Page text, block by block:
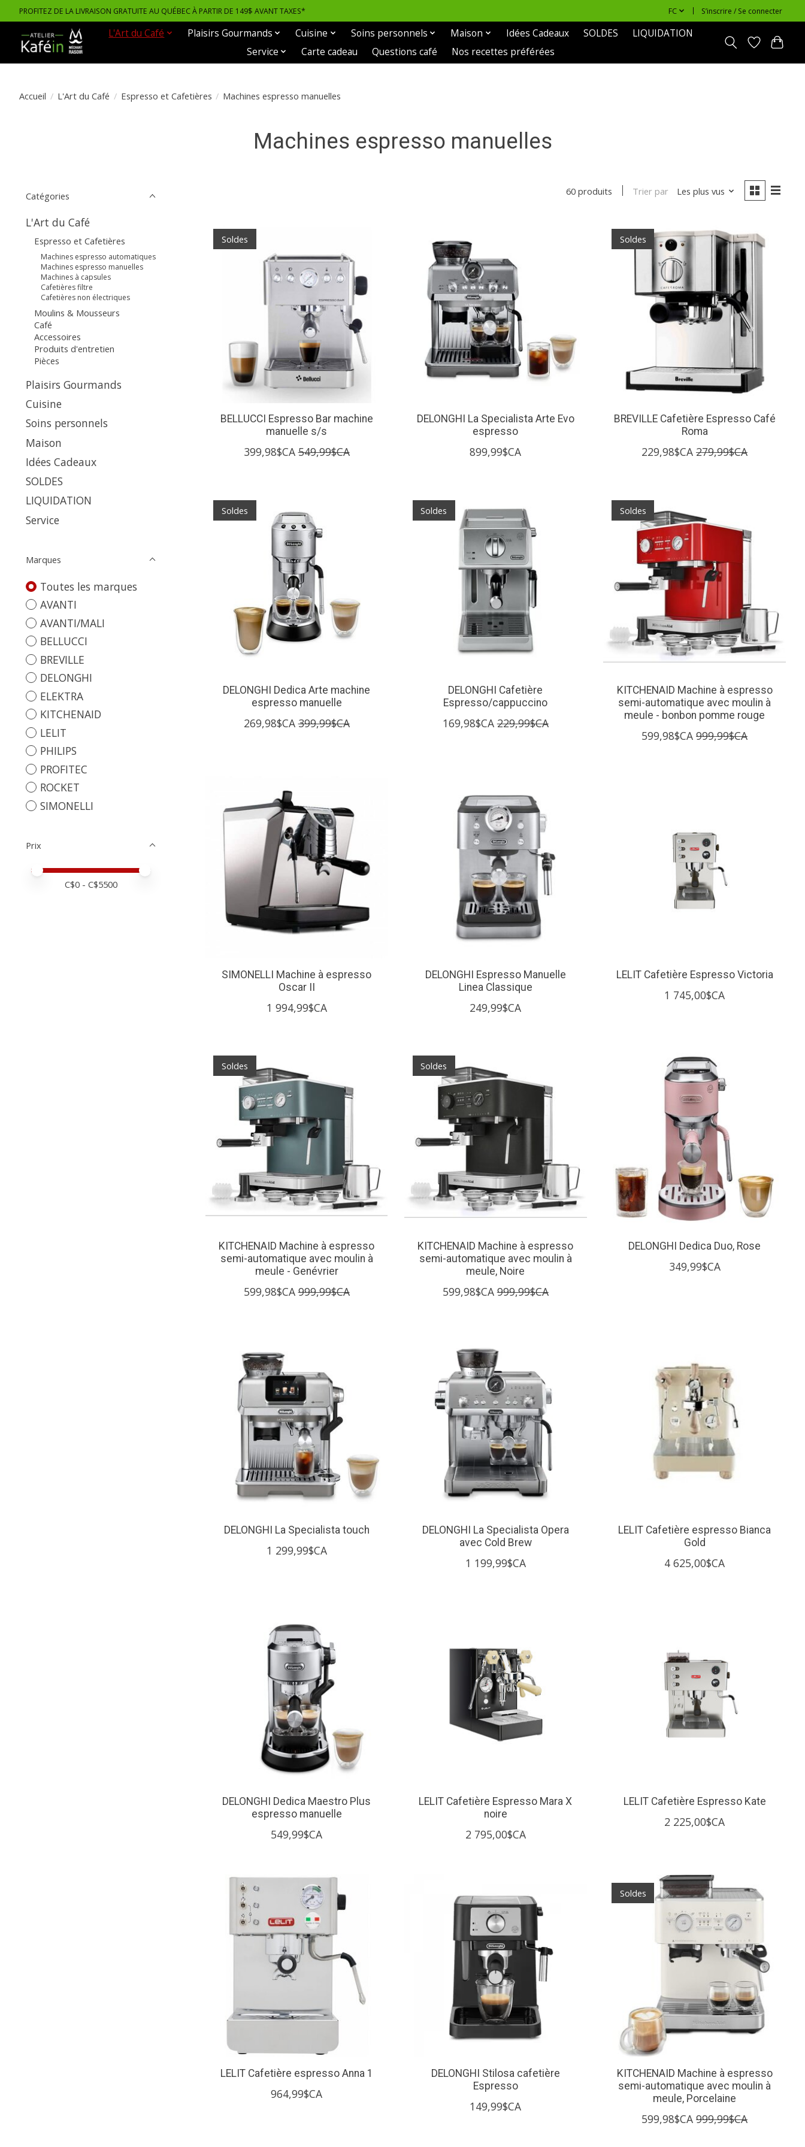
PROFITEZ DE LA LIVRAISON GRATUITE AU QUÉBEC À PARTIR DE 149$ AVANT TAXES* FC S’inscrire / Se connecter
L'Art du Café Plaisirs Gourmands Cuisine Soins personnels Maison Idées Cadeaux SOLDES
LIQUIDATION
Service
Carte cadeau Questions café Nos recettes préférées
Accueil / L'Art du Café / Espresso et Cafetières / Machines espresso manuelles
Machines espresso manuelles
Catégories
L'Art du Café
Espresso et Cafetières
Machines espresso automatiques
Machines espresso manuelles
Machines à capsules
Cafetières filtre
Cafetières non électriques
Moulins & Mousseurs
Café
Accessoires
Produits d'entretien
Pièces
Plaisirs Gourmands
Cuisine
Soins personnels
Maison
Idées Cadeaux
SOLDES
LIQUIDATION
Service
Marques
Toutes les marques
AVANTI
AVANTI/MALI
BELLUCCI
BREVILLE
DELONGHI
ELEKTRA
KITCHENAID
LELIT
PHILIPS
PROFITEC
ROCKET
SIMONELLI
Prix
Prix minimum
Price maximum value
C$0- C$5500
60 produits Trier par Les plus vus
Soldes
BELLUCCI Espresso Bar machine
manuelle s/s
399,98$CA 549,99$CA
DELONGHI La Specialista Arte Evo
espresso
899,99$CA
Soldes
BREVILLE Cafetière Espresso Café
Roma
229,98$CA 279,99$CA
Soldes
DELONGHI Dedica Arte machine
espresso manuelle
269,98$CA 399,99$CA
Soldes
DELONGHI Cafetière
Espresso/cappuccino
169,98$CA 229,99$CA
Soldes
KITCHENAID Machine à espresso
semi-automatique avec moulin à
meule - bonbon pomme rouge
599,98$CA 999,99$CA
SIMONELLI Machine à espresso
Oscar II
1 994,99$CA
DELONGHI Espresso Manuelle
Linea Classique
249,99$CA
LELIT Cafetière Espresso Victoria
1 745,00$CA
Soldes
KITCHENAID Machine à espresso
semi-automatique avec moulin à
meule - Genévrier
599,98$CA 999,99$CA
Soldes
KITCHENAID Machine à espresso
semi-automatique avec moulin à
meule, Noire
599,98$CA 999,99$CA
DELONGHI Dedica Duo, Rose
349,99$CA
DELONGHI La Specialista touch
1 299,99$CA
DELONGHI La Specialista Opera
avec Cold Brew
1 199,99$CA
LELIT Cafetière espresso Bianca
Gold
4 625,00$CA
DELONGHI Dedica Maestro Plus
espresso manuelle
549,99$CA
LELIT Cafetière Espresso Mara X
noire
2 795,00$CA
LELIT Cafetière Espresso Kate
2 225,00$CA
LELIT Cafetière espresso Anna 1
964,99$CA
DELONGHI Stilosa cafetière
Espresso
149,99$CA
Soldes
KITCHENAID Machine à espresso
semi-automatique avec moulin à
meule, Porcelaine
599,98$CA 999,99$CA